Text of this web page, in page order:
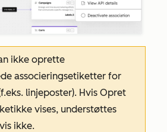
ikke oprette
associeringsetiketter for
linjeposter). Hvis Opret
ikke vises, understøttes
ikke.